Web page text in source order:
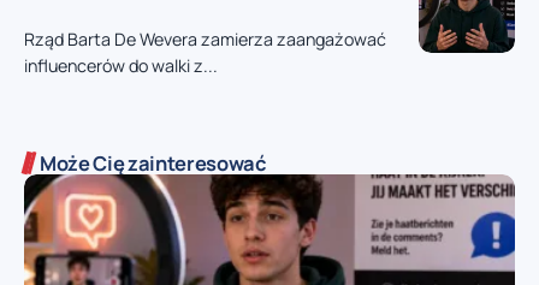
Rząd Barta De Wevera zamierza zaangażować
influencerów do walki z...
Może Cię zainteresować